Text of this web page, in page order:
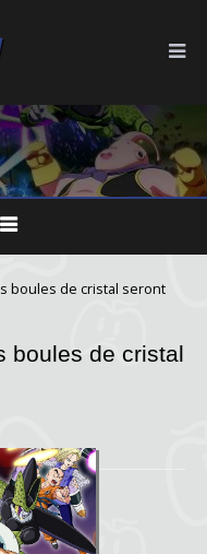
boules de cristal seront
boules de cristal